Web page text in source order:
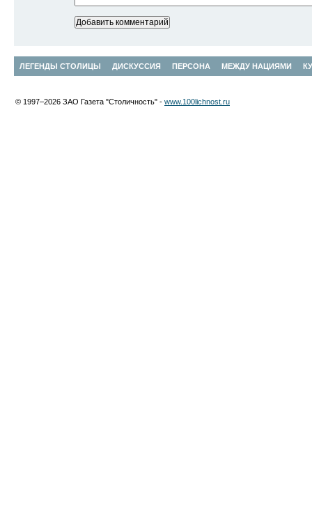
ЛЕГЕНДЫ СТОЛИЦЫ ДИСКУССИЯ ПЕРСОНА МЕЖДУ НАЦИЯМИ
© 1997–2026 ЗАО Газета "Столичность" - www.100lichnost.ru